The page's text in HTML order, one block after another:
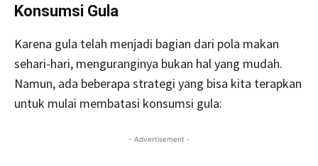
Konsumsi Gula
Karena gula telah menjadi bagian dari pola makan
sehari-hari, menguranginya bukan hal yang mudah.
Namun, ada beberapa strategi yang bisa kita terapkan
untuk mulai membatasi konsumsi gula:
- Advertisement -